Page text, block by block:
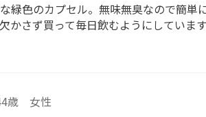
緑色のカプセル。無味無臭なので簡単
かさず買って毎日飲むようにしていま
歳 女性